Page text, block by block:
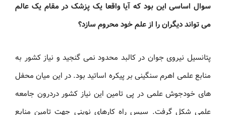
سوال اساسی این بود که آیا واقعا یک پزشک در مقام یک عالم
می تواند دیگران را از علم خود محروم سازد؟
پتانسیل نیروی جوان در کالبد محدود نمی گنجید و نیاز کشور به
منابع علمی اهرم سنگینی بر پیکره اساتید بود. در این میان محفل
های خودجوش علمی در پی تامین این نیاز کشور دردرون جامعه
علمی شکل گرفت. سپس راه کارهای نوینی جهت تامین منابع